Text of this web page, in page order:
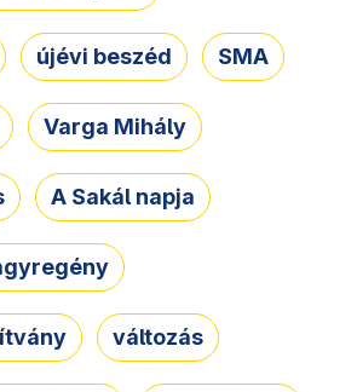
újévi beszéd SMA
Varga Mihály
A Sakál napja
változás